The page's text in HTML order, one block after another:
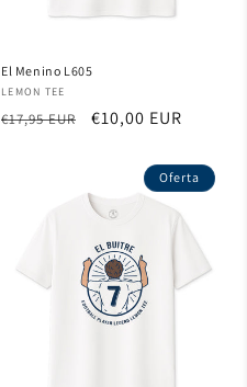
El Menino L605
Proveedor:
LEMON TEE
Precio
€17,95 EUR
Precio
€10,00 EUR
Oferta